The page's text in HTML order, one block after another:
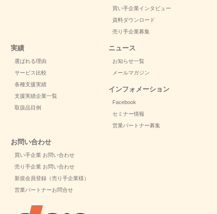
買い手企業インタビュー
資料ダウンロード
売り手企業募集
実績
選ばれる理由
サービス比較
各種支援実績
支援実績企業一覧
取扱品目例
ニュース
お知らせ一覧
メールマガジン
インフォメーション
Facebook
セミナー情報
営業パートナー募集
お問い合わせ
買い手企業 お問い合わせ
売り手企業 お問い合わせ
新規会員登録（売り手企業様）
営業パートナーお問合せ